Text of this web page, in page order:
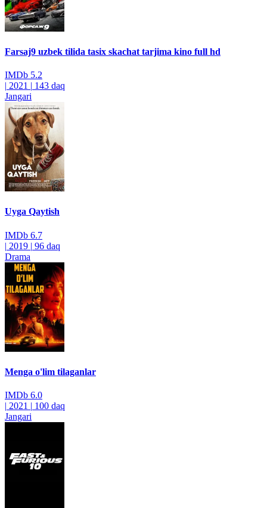
Farsaj9 uzbek tilida tasix skachat tarjima kino full hd
IMDb 5.2
| 2021 | 143 daq
Jangari
Uyga Qaytish
IMDb 6.7
| 2019 | 96 daq
Drama
Menga o'lim tilaganlar
IMDb 6.0
| 2021 | 100 daq
Jangari